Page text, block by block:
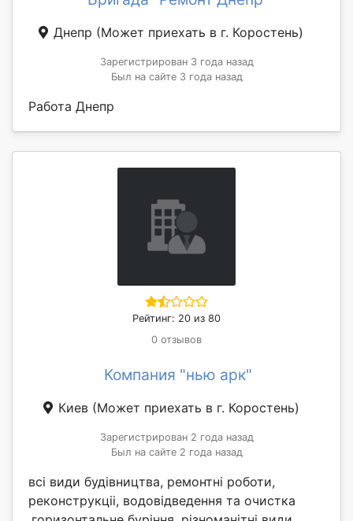
Днепр (Может приехать в г. Коростень)
Зарегистрирован 3 года назад
Был на сайте 3 года назад
Работа Днепр
Рейтинг: 20 из 80
0 отзывов
Компания "нью арк"
Киев (Может приехать в г. Коростень)
Зарегистрирован 2 года назад
Был на сайте 2 года назад
всі види будівництва, ремонтні роботи,
реконструкціі, водовідведення та очистка